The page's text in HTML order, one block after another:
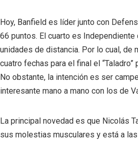
Hoy, Banfield es líder junto con
66 puntos. El cuarto es Independiente
unidades de distancia. Por lo cual, de
cuatro fechas para el final el
No obstante, la intención es ser
interesante mano a mano con los de
La principal novedad es que Nicolás
sus molestias musculares y está a